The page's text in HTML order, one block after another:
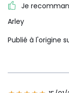
Je
Arley
Publié à l'origine